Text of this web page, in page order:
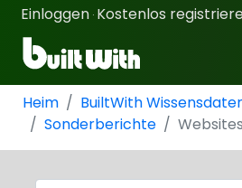
Einloggen · Kostenlos
Heim
BuiltWith
Sonderberichte